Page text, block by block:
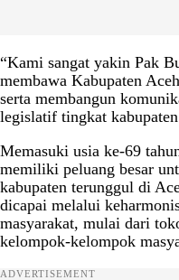
“Kami sangat yakin Pak
membawa Kabupaten
serta membangun
legislatif tingkat
Memasuki usia ke-69
memiliki peluang besar
kabupaten terunggul di
dicapai melalui
masyarakat, mulai dari
kelompok-kelompok
ADVERTISEMENT